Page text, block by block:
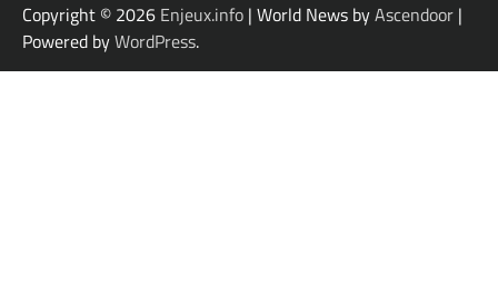
Copyright © 2026 Enjeux.info | World News byAscendoor |
Powered byWordPress.